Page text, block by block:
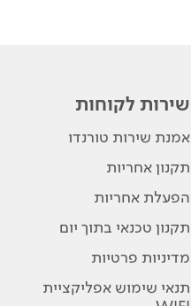
שירות לקוחות
אמנת שירות טורנדו
תקנון אחריות
הפעלת אחריות
תקנון טכנאי בתוך יום
מדיניות פרטיות
תנאי שימוש אפליקציית